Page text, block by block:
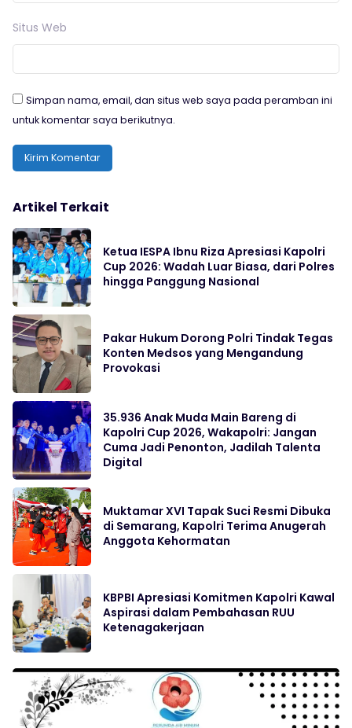
Situs Web
Simpan nama, email, dan situs web saya pada peramban ini
untuk komentar saya berikutnya.
Artikel Terkait
Ketua IESPA Ibnu Riza Apresiasi Kapolri
Cup 2026: Wadah Luar Biasa, dari Polres
hingga Panggung Nasional
Pakar Hukum Dorong Polri Tindak Tegas
Konten Medsos yang Mengandung
Provokasi
35.936 Anak Muda Main Bareng di
Kapolri Cup 2026, Wakapolri: Jangan
Cuma Jadi Penonton, Jadilah Talenta
Digital
Muktamar XVI Tapak Suci Resmi Dibuka
di Semarang, Kapolri Terima Anugerah
Anggota Kehormatan
KBPBI Apresiasi Komitmen Kapolri Kawal
Aspirasi dalam Pembahasan RUU
Ketenagakerjaan